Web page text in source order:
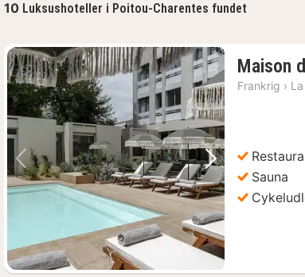
10 Luksushoteller i Poitou-Charentes fundet
Forrige billede Næste billede
Maison
Frankrig ›
Sauna